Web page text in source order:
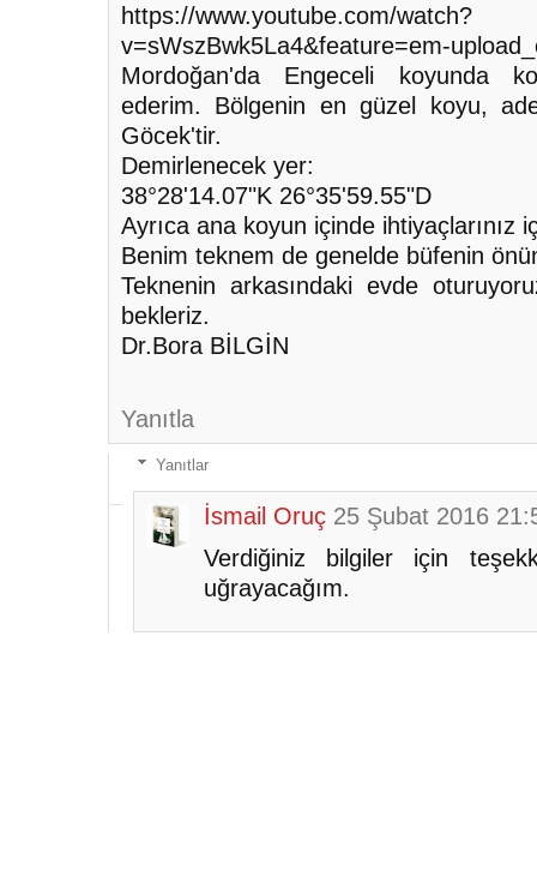
https://www.youtube.com/watch?
v=sWszBwk5La4&feature=em-
Mordoğan'da Engeceli koyunda
ederim. Bölgenin en güzel koyu,
Göcek'tir.
Demirlenecek yer:
38°28'14.07"K 26°35'59.55"D
Ayrıca ana koyun içinde ihtiyaçlarınız
Benim teknem de genelde büfenin
Teknenin arkasındaki evde
bekleriz.
Dr.Bora BİLGİN
Yanıtla
Yanıtlar
İsmail Oruç 25 Şubat 2016
Verdiğiniz bilgiler için
uğrayacağım.